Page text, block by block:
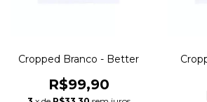
Cropped Branco - Better
R$99,90